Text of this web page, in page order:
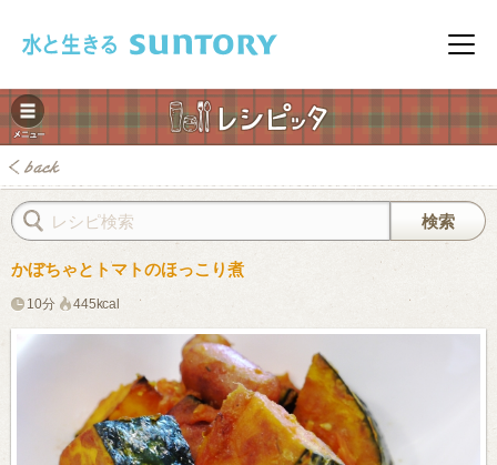
メニ
レシピ
かぼちゃとトマトのほっこり煮
10分 445kcal